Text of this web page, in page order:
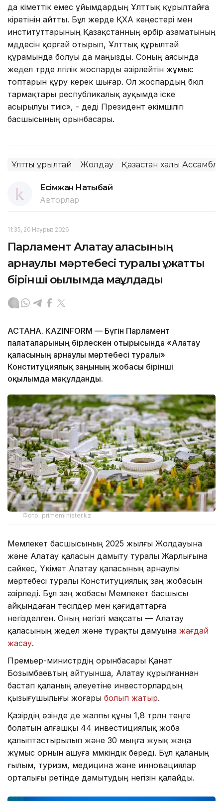
да үкіметтік емес ұйымдардың Ұлттық құрылтайға
кіретінін айтты. Бұл жерде ҚХА кеңестері мен
институттарының Қазақстанның әрбір азаматының
мүддесін қорғай отырып, Ұлттық құрылтай
құрамында болуы да маңызды. Соның аясында
жедел түрде үлгілік жоспарды әзірлейтін жұмыс
топтарын құру керек шығар. Ол жоспардың бүкіл
тармақтары республикалық ауқымда іске
асырылуы тиіс», - деді Президент әкімшілігі
басшысының орынбасары.
Ұлттық құрылтай Жолдау Қазақстан халқы
Есімжан Нақтыбай
Авторлар
11:35, 20 Наурыз 2026
Парламент Алатау қаласының
арнаулы мәртебесі туралы құжатты
бірінші оқылымда мақұлдады
АСТАНА. KAZINFORM — Бүгін Парламент
палаталарының бірлескен отырысында «Алатау
қаласының арнаулы мәртебесі туралы»
Конституциялық заңының жобасы бірінші
оқылымда мақұлданды.
Фото: primeminister.kz
Мемлекет басшысының 2025 жылғы Жолдауына
және Алатау қаласын дамыту туралы Жарлығына
сәйкес, Үкімет Алатау қаласының арнаулы
мәртебесі туралы Конституциялық заң жобасын
әзірледі. Бұл заң жобасы Мемлекет басшысы
айқындаған тәсілдер мен қағидаттарға
негізделген. Оның негізгі мақсаты — Алатау
қаласының жедел және тұрақты дамуына жағдай
жасау.
Премьер-министрдің орынбасары Қанат
Бозымбаевтың айтуынша, Алатау құрылғаннан
бастап қаланың әлеуетіне инвесторлардың
қызығушылығы жоғары болып жатыр.
Қазірдің өзінде де жалпы құны 1,8 трлн теңге
болатын алғашқы 44 инвестициялық жоба
қалыптастырылып және 30 мыңға жуық жаңа
жұмыс орнын ашуға мүмкіндік береді. Бұл қаланың
ғылым, туризм, медицина және инновациялар
орталығы ретінде дамытудың негізін қалайды.